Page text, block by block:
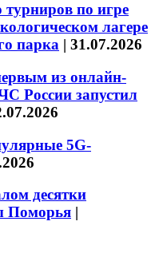
турниров по игре
лагере
парка | 31.07.2026
из онлайн-
России запустил
5G-
десятки
Поморья |